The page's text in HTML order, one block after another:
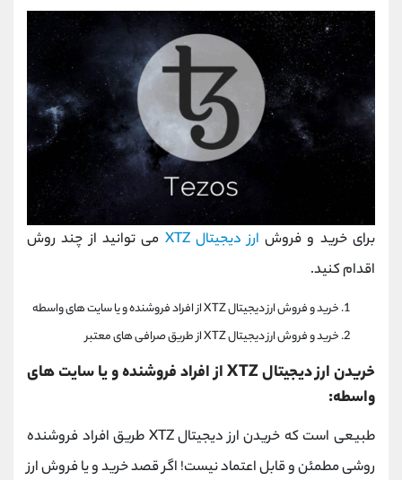
برای خرید و فروش ارز دیجیتال XTZ
می توانید از چند روش
اقدام کنید.
خرید و فروش ارز دیجیتال XTZ از افراد فروشنده و یا سایت های واسطه
خرید و فروش ارز دیجیتال XTZ از طریق صرافی های معتبر
خریدن ارز دیجیتال XTZ از افراد فروشنده و یا سایت های
واسطه:
طبیعی است که خریدن ارز دیجیتال XTZ طریق افراد فروشنده
روشی مطمئن و قابل اعتماد نیست! اگر قصد خرید و یا فروش ارز